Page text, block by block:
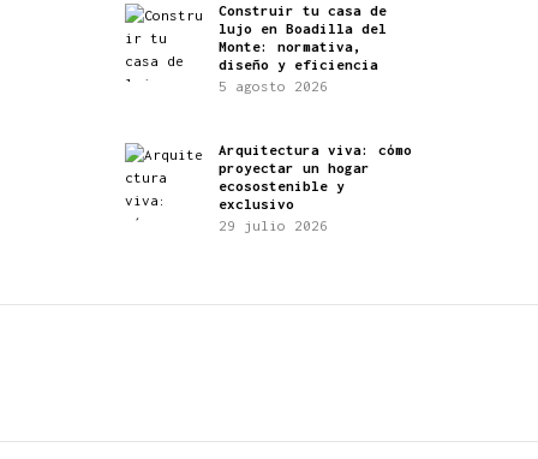
Construir tu casa de
lujo en Boadilla del
Monte: normativa,
diseño y eficiencia
5 agosto 2026
Arquitectura viva: cómo
proyectar un hogar
ecosostenible y
exclusivo
29 julio 2026